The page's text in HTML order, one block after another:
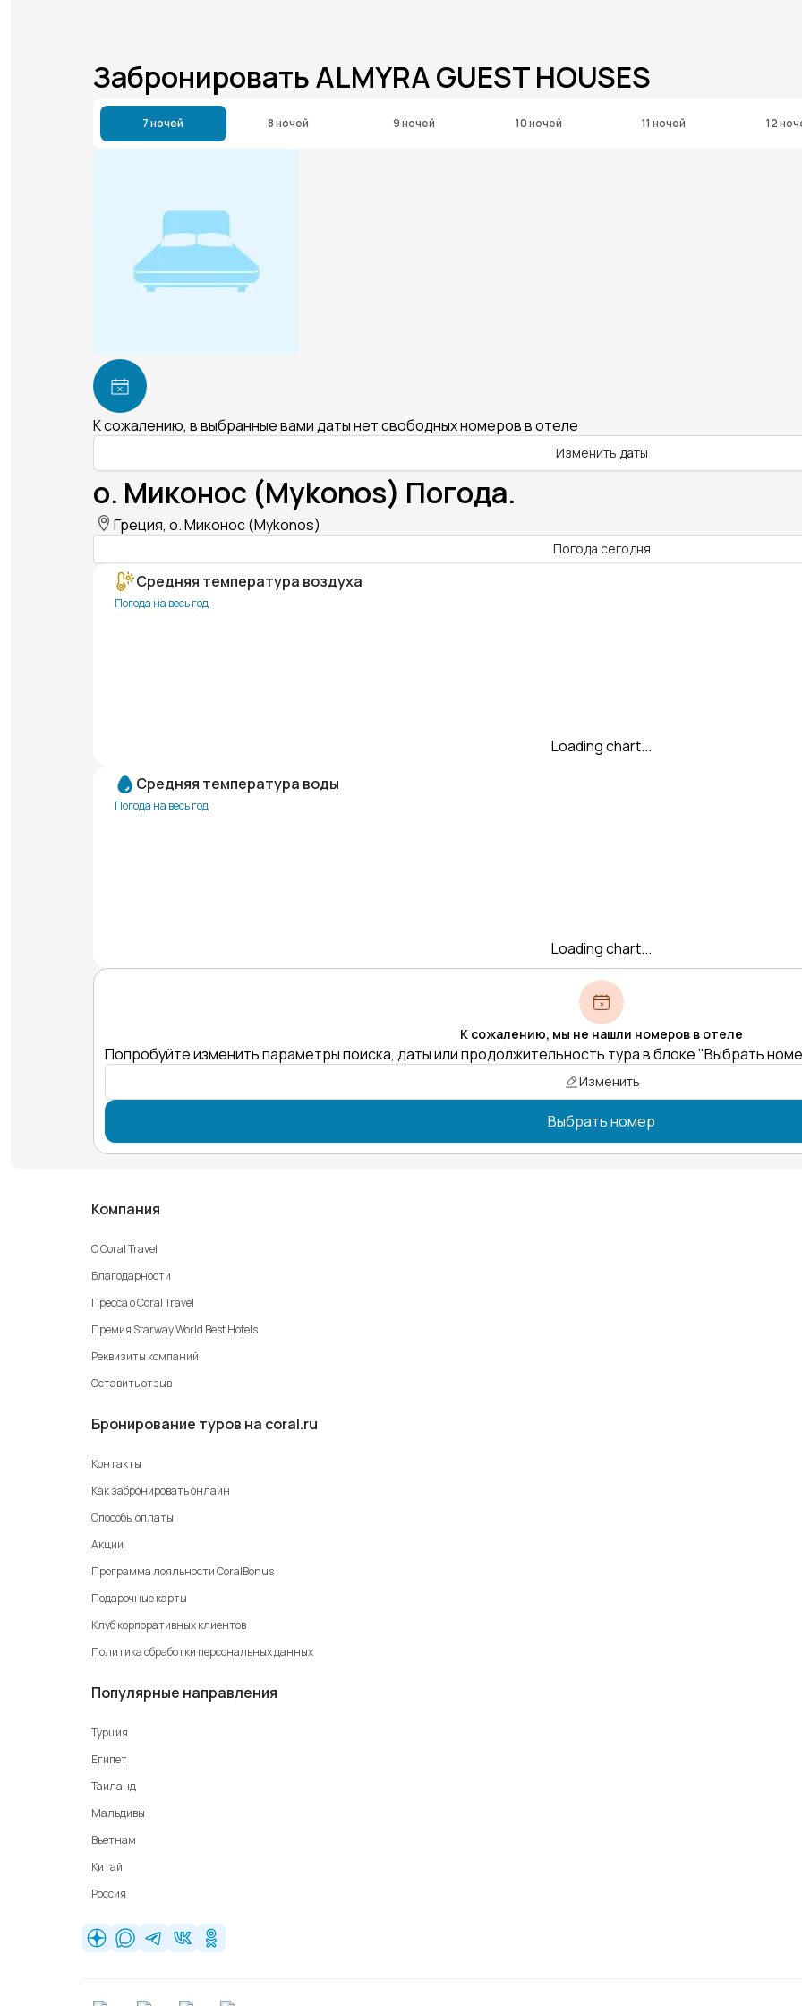
Забронировать ALMYRA GUEST HOUSES
7 ночей 8 ночей 9 ночей 10 ночей 11 ночей 12
К сожалению, в выбранные вами даты нет свободных номеров в отеле
Изменить даты
о. Миконос (Mykonos) Погода.
Греция, о. Миконос (Mykonos)
Погода сегодня
Средняя температура воздуха
Погода на весь год
Loading chart...
Средняя температура воды
Погода на весь год
Loading chart...
К сожалению, мы не нашли номеров в отеле
Попробуйте изменить параметры поиска, даты или продолжительность тура в блоке "Выбрать
Изменить
Выбрать номер
Компания
О Coral Travel
Благодарности
Пресса о Coral Travel
Премия Starway World Best Hotels
Реквизиты компаний
Оставить отзыв
Бронирование туров на coral.ru
Контакты
Как забронировать онлайн
Способы оплаты
Акции
Программа лояльности CoralBonus
Подарочные карты
Клуб корпоративных клиентов
Политика обработки персональных данных
Популярные направления
Турция
Египет
Таиланд
Мальдивы
Вьетнам
Китай
Россия